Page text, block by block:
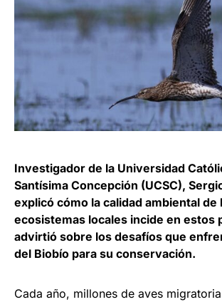
Investigador de la Universidad
Santísima Concepción (UCSC),
explicó cómo la calidad ambiental de
ecosistemas locales incide en estos
advirtió sobre los desafíos que
del Biobío para su conservación.
Cada año, millones de aves